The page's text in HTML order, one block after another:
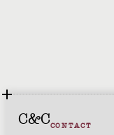
C&CCONTACT